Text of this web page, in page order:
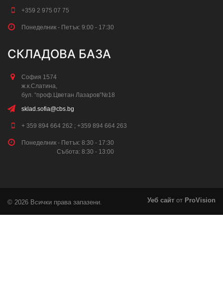
+359 2 975 07 75
Понеделник - Петък: 9:00 - 17:30
СКЛАДОВА БАЗА
София 1574
ж.к.Слатина,
бул. “проф.Цветан Лазаров”№18
sklad.sofia@cbs.bg
+ 359 894 664 262 ; +359 894 664 263
Понеделник - Петък: 8:30 - 17:30
Събота: 8:30 - 13:00
© 2026 Всички права запазени. Уеб сайт от ProVision